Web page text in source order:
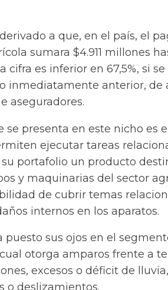
a que, en el país, el
sumara $4.911 millones
cifra es inferior en 67,5%, si
inmediatamente anterior, de
aseguradores.
se presenta en este nicho es
ejecutar tareas
portafolio un producto
y maquinarias del sector
de cubrir temas
internos en los aparatos.
puesto sus ojos en el
otorga amparos frente a
excesos o déficit de
o deslizamientos.